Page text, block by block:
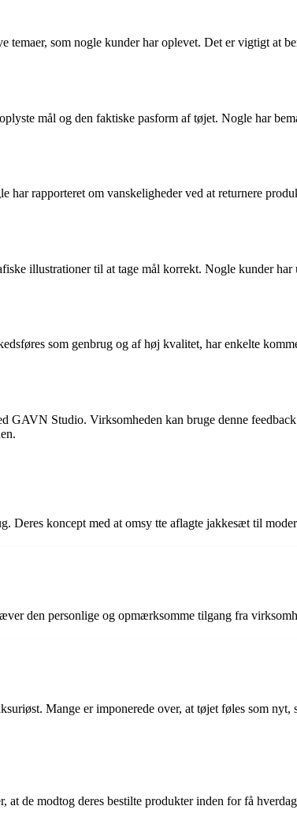
som nogle kunder har oplevet. Det er vigtigt at
mål og den faktiske pasform af tøjet. Nogle har
rapporteret om vanskeligheder ved at returnere
illustrationer til at tage mål korrekt. Nogle kunder
som genbrug og af høj kvalitet, har enkelte
GAVN Studio. Virksomheden kan bruge denne
koncept med at omsy tte aflagte jakkesæt til
den personlige og opmærksomme tilgang fra
Mange er imponerede over, at tøjet føles som nyt,
de modtog deres bestilte produkter inden for få